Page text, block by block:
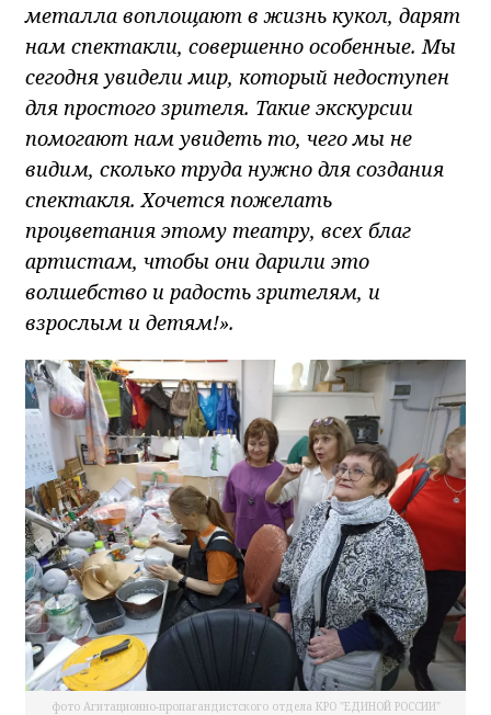
металла воплощают в жизнь кукол, дарят
нам спектакли, совершенно особенные. Мы
сегодня увидели мир, который недоступен
для простого зрителя. Такие экскурсии
помогают нам увидеть то, чего мы не
видим, сколько труда нужно для создания
спектакля. Хочется пожелать
процветания этому театру, всех благ
артистам, чтобы они дарили это
волшебство и радость зрителям, и
взрослым и детям!».
фото Агитационно-пропагандистского отдела КРО "ЕДИНОЙ РОССИИ"